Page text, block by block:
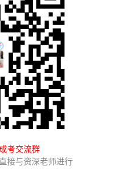
考交流群
接与资深老师进行